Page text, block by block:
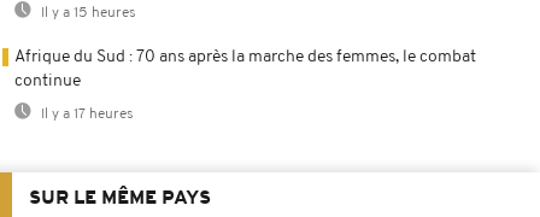
Il y a 15 heures
Afrique du Sud : 70 ans après la marche des femmes, le combat
continue
Il y a 17 heures
SUR LE MÊME PAYS